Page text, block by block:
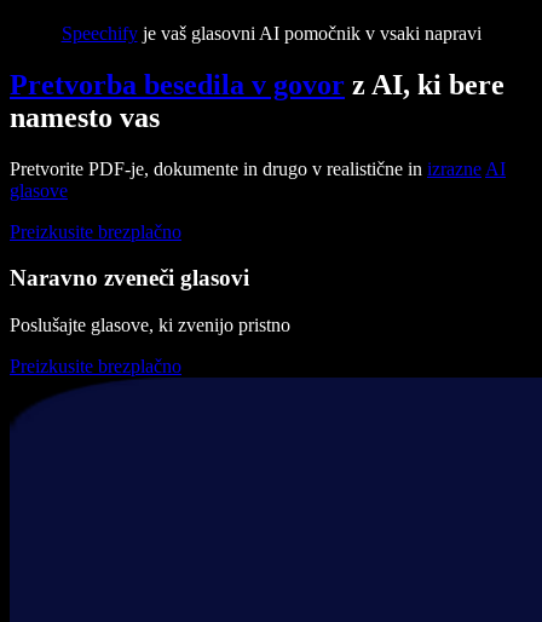
Speechifyje vaš glasovni AI pomočnik v vsaki napravi
Pretvorba besedila v govor z AI, ki bere
namesto vas
Pretvorite PDF-je, dokumente in drugo v realistične in izrazne AI
glasove
Preizkusite brezplačno
Naravno zveneči glasovi
Poslušajte glasove, ki zvenijo pristno
Preizkusite brezplačno